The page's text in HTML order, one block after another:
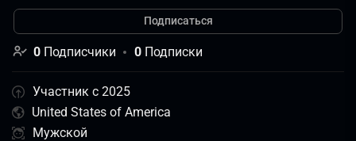
Подписаться
0 Подписчики 0 Подписки
Участник с 2025
United States of America
Мужской